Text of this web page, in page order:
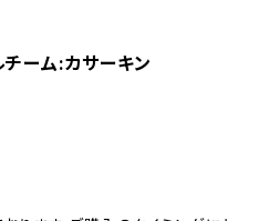
ーム:カサーキン